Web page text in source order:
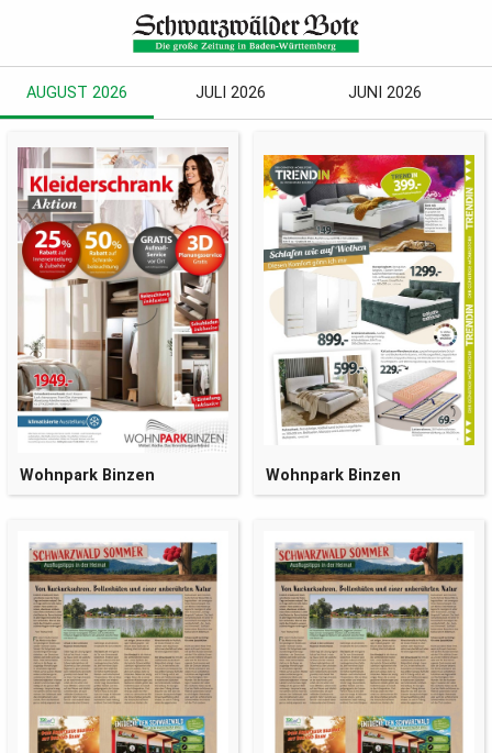
AUGUST 2026 JULI 2026 JUNI 2026
Wohnpark Binzen Wohnpark Binzen